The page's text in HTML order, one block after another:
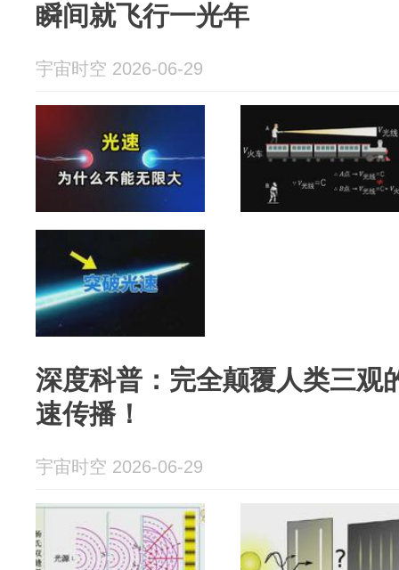
瞬间就飞行一光年
宇宙时空 2026-06-29
深度科普：完全颠覆人类三观
速传播！
宇宙时空 2026-06-29